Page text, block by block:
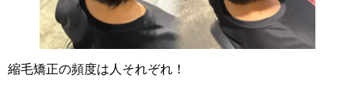
縮毛矯正の頻度は人それぞれ！